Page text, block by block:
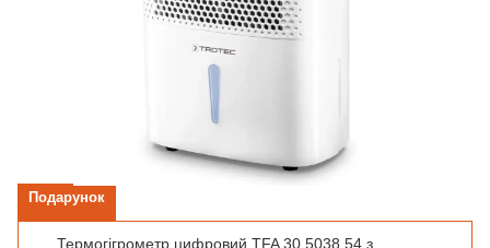
Подарунок
Термогігрометр цифровий TFA 30.5038.54 з